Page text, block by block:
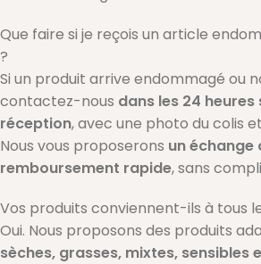
Que faire si je reçois un article
?
Si un produit arrive endommagé ou
contactez-nous dans les 24
réception, avec une photo du colis
Nous vous proposerons un échange
remboursement rapide, sans
Vos produits conviennent-ils à tous
Oui. Nous proposons des produits
sèches, grasses, mixtes, sensibles